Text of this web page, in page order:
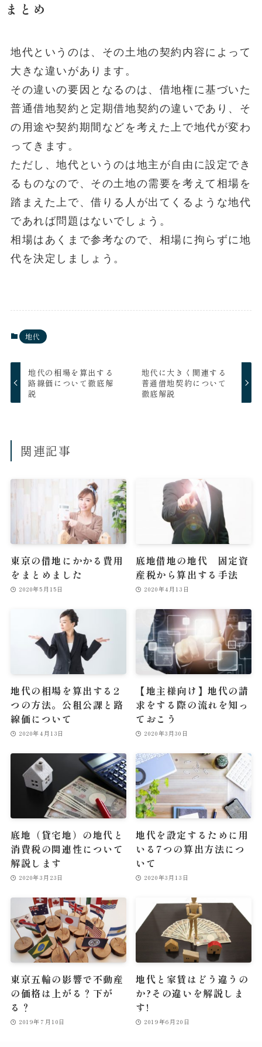
まとめ
地代というのは、その土地の契約内容によって
大きな違いがあります。
その違いの要因となるのは、借地権に基づいた
普通借地契約と定期借地契約の違いであり、そ
の用途や契約期間などを考えた上で地代が変わ
ってきます。
ただし、地代というのは地主が自由に設定でき
るものなので、その土地の需要を考えて相場を
踏まえた上で、借りる人が出てくるような地代
であれば問題はないでしょう。
相場はあくまで参考なので、相場に拘らずに地
代を決定しましょう。
地代
地代の相場を算出する
路線価について徹底解
説
地代に大きく関連する
普通借地契約について
徹底解説
関連記事
東京の借地にかかる費用
をまとめました
2020年5月15日
底地借地の地代 固定資
産税から算出する手法
2020年4月13日
地代の相場を算出する2
つの方法。公租公課と路
線価について
2020年4月13日
【地主様向け】地代の請
求をする際の流れを知っ
ておこう
2020年3月30日
底地（貸宅地）の地代と
消費税の関連性について
解説します
2020年3月23日
地代を設定するために用
いる7つの算出方法につ
いて
2020年3月13日
東京五輪の影響で不動産
の価格は上がる？下が
る？
2019年7月10日
地代と家賃はどう違うの
か?その違いを解説しま
す!
2019年6月20日